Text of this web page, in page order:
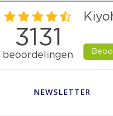
NEWSLETTER